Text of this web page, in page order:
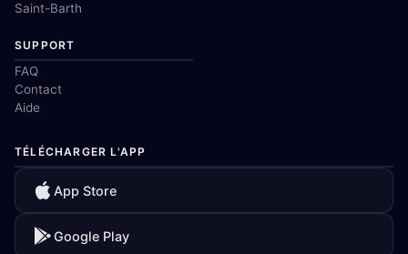
Saint-Barth
SUPPORT
FAQ
Contact
Aide
TÉLÉCHARGER L'APP
App Store
Google Play